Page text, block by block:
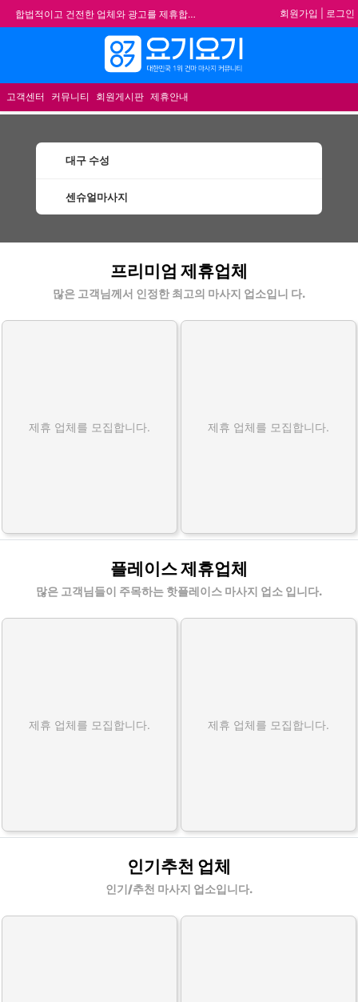
합법적이고 건전한 업체와 광고를 제휴합니다.
★ 요기요기 업체회원 안내사항 ★
회원가입 로그인
고객센터 커뮤니티 회원게시판 제휴안내
대구 수성
센슈얼마사지
프리미엄 제휴업체
많은 고객님께서 인정한 최고의 마사지 업소입니 다.
제휴 업체를 모집합니다. 제휴 업체를 모집합니다.
플레이스 제휴업체
많은 고객님들이 주목하는 핫플레이스 마사지 업소 입니다.
제휴 업체를 모집합니다. 제휴 업체를 모집합니다.
인기추천 업체
인기/추천 마사지 업소입니다.